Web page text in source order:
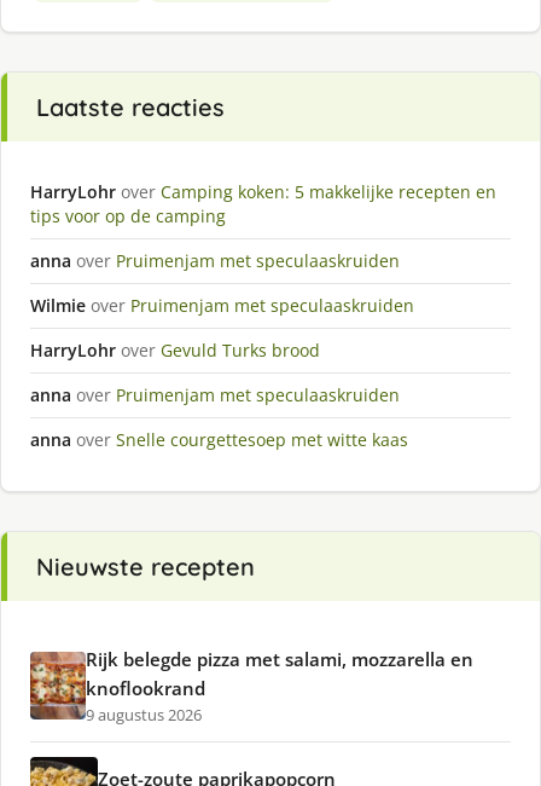
Laatste reacties
HarryLohr over Camping koken: 5 makkelijke recepten en
tips voor op de camping
anna over Pruimenjam met speculaaskruiden
Wilmie over Pruimenjam met speculaaskruiden
HarryLohr over Gevuld Turks brood
anna over Pruimenjam met speculaaskruiden
anna over Snelle courgettesoep met witte kaas
Nieuwste recepten
Rijk belegde pizza met salami, mozzarella en
knoflookrand
9 augustus 2026
Zoet-zoute paprikapopcorn